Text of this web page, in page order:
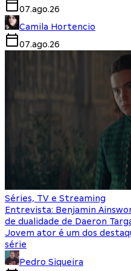
07.ago.26
Camila Hortencio
07.ago.26
Séries, TV e Streaming
Entrevista: Benjamin
de dualidade de Daeron
Jovem ator é um dos
série
Pedro Siqueira